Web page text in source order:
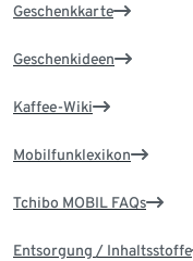
Geschenkkarte
Geschenkideen
Kaffee-Wiki
Mobilfunklexikon
Tchibo MOBIL FAQs
Entsorgung / Inhaltsstoffe